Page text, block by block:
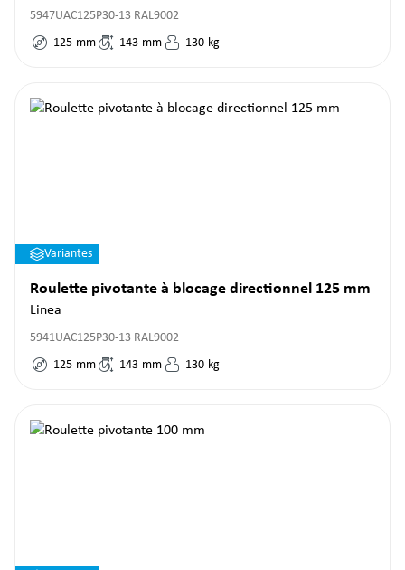
5947UAC125P30-13 RAL9002
125 mm 143 mm 130 kg
Variantes
Roulette pivotante à blocage directionnel 125 mm
Linea
5941UAC125P30-13 RAL9002
125 mm 143 mm 130 kg